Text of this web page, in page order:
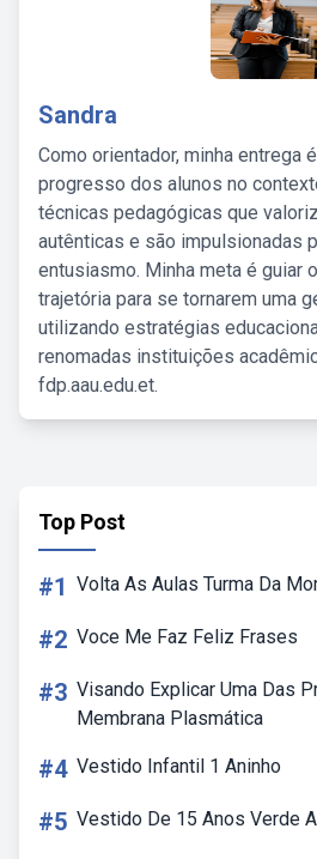
Sandra
Como orientador, minha entrega
progresso dos alunos no
técnicas pedagógicas que
autênticas e são impulsionadas
entusiasmo. Minha meta é guiar
trajetória para se tornarem uma
utilizando estratégias
renomadas instituições
fdp.aau.edu.et.
Top Post
#1 Volta As Aulas Turma Da
#2 Voce Me Faz Feliz Frases
#3 Visando Explicar Uma Das
Membrana Plasmática
#4 Vestido Infantil 1 Aninho
#5 Vestido De 15 Anos Verde